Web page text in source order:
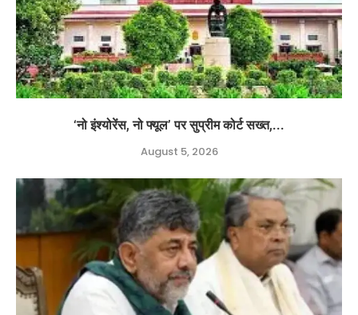
‘नो इंश्योरेंस, नो फ्यूल’ पर सुप्रीम कोर्ट सख्त,...
August 5, 2026